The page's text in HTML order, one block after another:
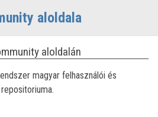
aloldala
aloldalán
magyar felhasználói és